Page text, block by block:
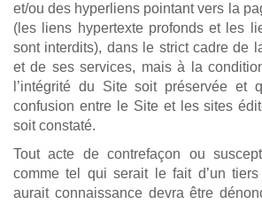
et/ou des hyperliens pointant vers la
(les liens hypertexte profonds et les
sont interdits), dans le strict cadre de
et de ses services, mais à la
l’intégrité du Site soit préservée et
confusion entre le Site et les sites
soit constaté.
Tout acte de contrefaçon ou
comme tel qui serait le fait d’un
aurait connaissance devra être